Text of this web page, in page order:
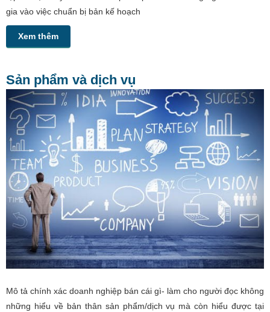
gia vào việc chuẩn bị bản kế hoạch
Xem thêm
Sản phẩm và dịch vụ
Mô tả chính xác doanh nghiệp bán cái gì- làm cho người đọc không
những hiểu về bản thân sản phẩm/dịch vụ mà còn hiểu được tại